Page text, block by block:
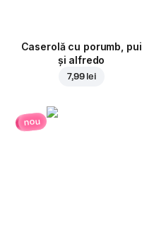
Caserolă cu porumb, pui
și alfredo
7,99 lei
nou